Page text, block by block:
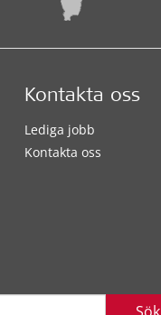
Kontakta oss
Lediga jobb
Kontakta oss